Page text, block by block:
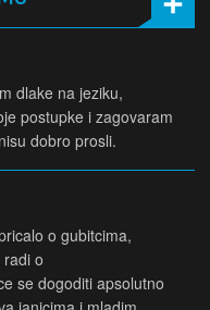
dlake na jeziku,
postupke i zagovaram
dobro prosli.
o gubitcima,
o
se dogoditi apsolutno